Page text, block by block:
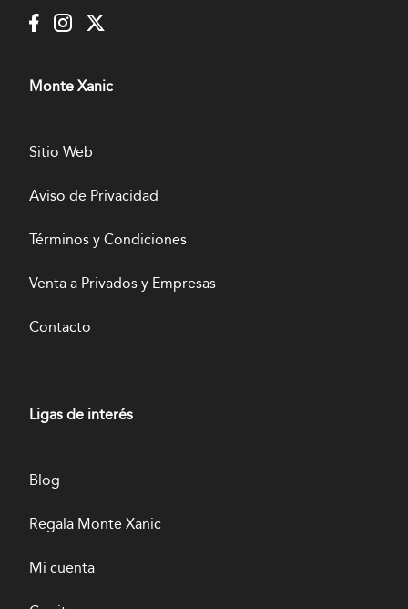
Monte Xanic
Sitio Web
Aviso de Privacidad
Términos y Condiciones
Venta a Privados y Empresas
Contacto
Ligas de interés
Blog
Regala Monte Xanic
Mi cuenta